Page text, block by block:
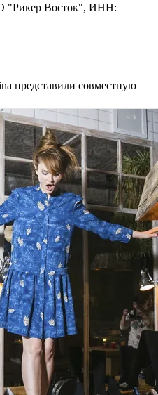
"Рикер Восток", ИНН:
представили совместную